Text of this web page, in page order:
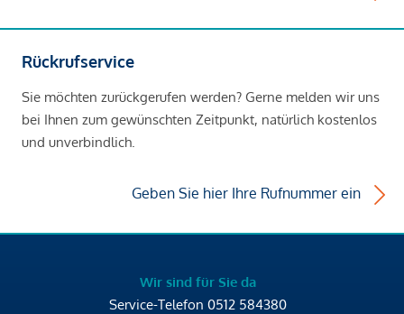
Rückrufservice
Sie möchten zurückgerufen werden? Gerne melden wir uns
bei Ihnen zum gewünschten Zeitpunkt, natürlich kostenlos
und unverbindlich.
Geben Sie hier Ihre Rufnummer ein
Wir sind für Sie da
Service-Telefon 0512 584380